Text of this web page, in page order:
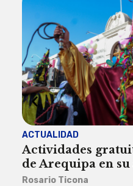
ACTUALIDAD
Actividades
de Arequipa en
Rosario Ticona